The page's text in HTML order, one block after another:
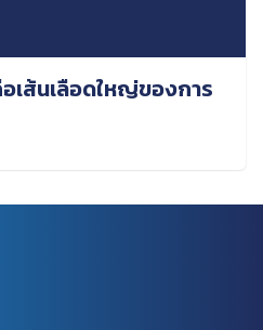
อเส้นเลือดใหญ่ของการ